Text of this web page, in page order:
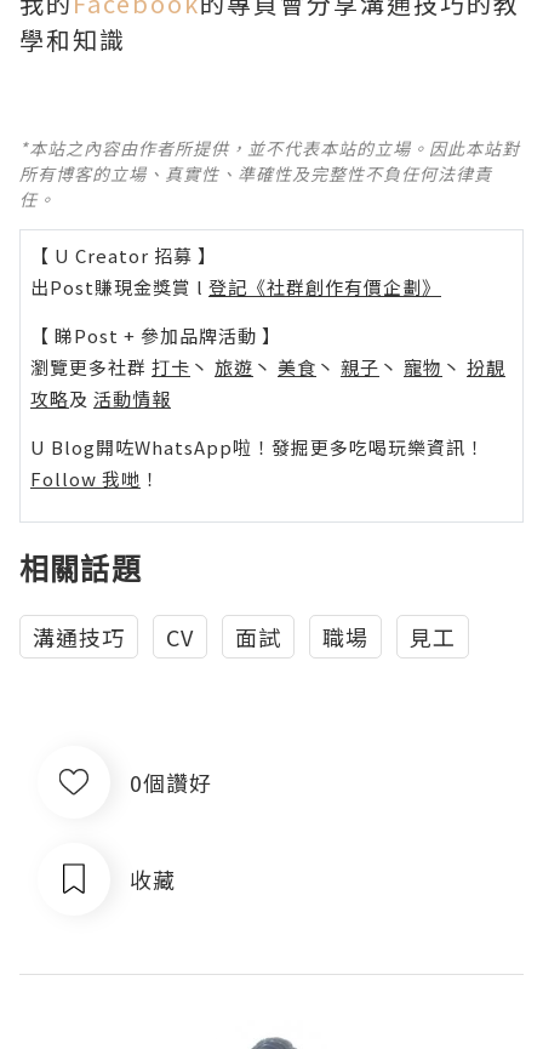
學和知識
*本站之內容由作者所提供，並不代表本站的立場。因此本站對
所有博客的立場、真實性、準確性及完整性不負任何法律責
任。
【 U Creator 招募 】
出Post賺現金獎賞 l 登記《社群創作有價企劃》
【 睇Post + 參加品牌活動 】
瀏覽更多社群 打卡 丶 旅遊 丶 美食 丶 親子 丶 寵物 丶 扮靚
攻略及 活動情報
U Blog開咗WhatsApp啦！發掘更多吃喝玩樂資訊！
Follow 我哋 ！
相關話題
溝通技巧 CV 面試 職場 見工
0個讚好
收藏